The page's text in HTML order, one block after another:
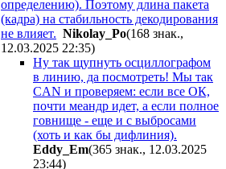
определению). Поэтому длина пакета
(кадра) на стабильность декодирования
не влияет. Nikolay_Po(168 знак.,
12.03.2025 22:35)
Ну так щупнуть осциллографом
в линию, да посмотреть! Мы так
CAN и проверяем: если все ОК,
почти меандр идет, а если полное
говнище - еще и с выбросами
(хоть и как бы дифлиния).
Eddy_Em(365 знак., 12.03.2025
23:44)